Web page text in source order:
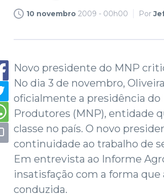
10 novembro 2009 - 00h00 Por
Novo presidente do MNP
No dia 3 de novembro,
oficialmente a presidência
Produtores (MNP), entidade
classe no país. O novo
continuidade ao trabalho de
Em entrevista ao Informe
insatisfação com a forma
conduzida.